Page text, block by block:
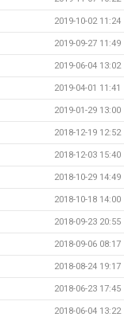
2019-10-02 11:24
2019-09-27 11:49
2019-06-04 13:02
2019-04-01 11:41
2019-01-29 13:00
2018-12-19 12:52
2018-12-03 15:40
2018-10-29 14:49
2018-10-18 14:00
2018-09-23 20:55
2018-09-06 08:17
2018-08-24 19:17
2018-06-23 17:45
2018-06-04 13:22